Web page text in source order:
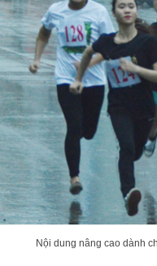
Nội dung nâng cao dành